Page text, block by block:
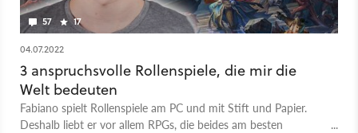
57 17
04.07.2022
3 anspruchsvolle Rollenspiele, die mir die
Welt bedeuten
Fabiano spielt Rollenspiele am PC und mit Stift und Papier.
Deshalb liebt er vor allem RPGs, die beides am besten